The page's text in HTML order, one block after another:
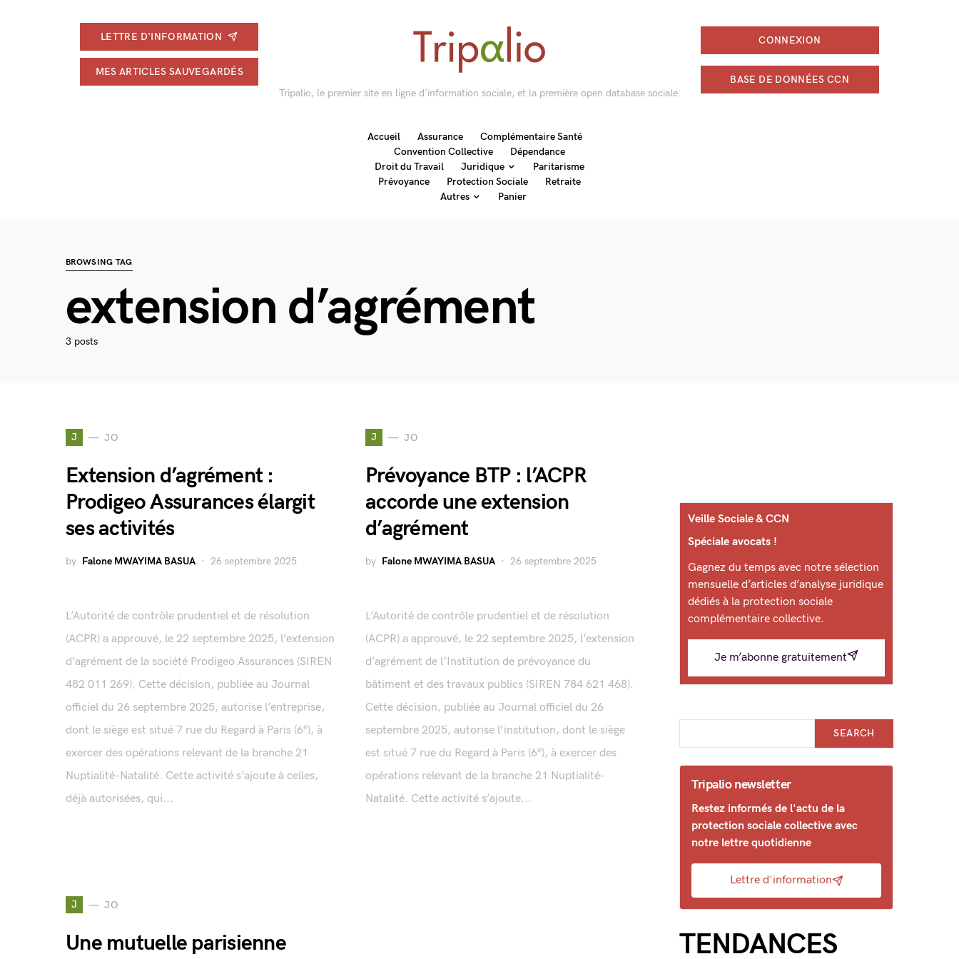
LETTRE D'INFORMATION
MES ARTICLES SAUVEGARDÉS
Tripalio, le premier site en ligne d'information sociale, et la première open database sociale.
CONNEXION
BASE DE DONNÉES CCN
Accueil Assurance
Complémentaire Santé
Convention Collective
Dépendance
Droit du Travail
Juridique
Paritarisme
Prévoyance
Protection Sociale
Retraite
Autres
Panier
BROWSING TAG
extension d’agrément
3 posts
J JO
Extension d’agrément :
Prodigeo Assurances élargit
ses activités
by Falone MWAYIMA BASUA 26 septembre 2025
L’Autorité de contrôle prudentiel et de résolution
(ACPR) a approuvé, le 22 septembre 2025, l’extension
d’agrément de la société Prodigeo Assurances (SIREN
482 011 269). Cette décision, publiée au Journal
officiel du 26 septembre 2025, autorise l’entreprise,
dont le siège est situé 7 rue du Regard à Paris (6ᵉ), à
exercer des opérations relevant de la branche 21
Nuptialité-Natalité. Cette activité s’ajoute à celles,
déjà autorisées, qui...
J JO
Prévoyance BTP : l’ACPR
accorde une extension
d’agrément
by Falone MWAYIMA BASUA 26 septembre 2025
L’Autorité de contrôle prudentiel et de résolution
(ACPR) a approuvé, le 22 septembre 2025, l’extension
d’agrément de l’Institution de prévoyance du
bâtiment et des travaux publics (SIREN 784 621 468).
Cette décision, publiée au Journal officiel du 26
septembre 2025, autorise l’institution, dont le siège
est situé 7 rue du Regard à Paris (6ᵉ), à exercer des
opérations relevant de la branche 21 Nuptialité-
Natalité. Cette activité s’ajoute...
J JO
Une mutuelle parisienne
Veille Sociale & CCN
Spéciale avocats !
Gagnez du temps avec notre sélection
mensuelle d’articles d’analyse juridique
dédiés à la protection sociale
complémentaire collective.
Je m’abonne gratuitement
SEARCH
Tripalio newsletter
Restez informés de l'actu de la
protection sociale collective avec
notre lettre quotidienne
Lettre d'information
TENDANCES